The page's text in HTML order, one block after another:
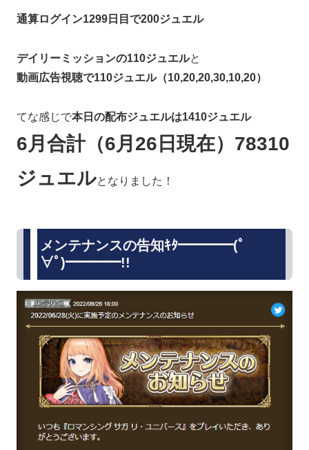
通算ログイン1299日目で200ジュエル
デイリーミッションの110ジュエルと
動画広告視聴で110ジュエル（10,20,20,30,10,20）
てな感じで本日の配布ジュエルは1410ジュエル
6月合計（6月26日現在）78310
ジュエルとなりました！
メンテナンスの告知ｷﾀ━━━━(ﾟ
∀ﾟ)━━━━!!